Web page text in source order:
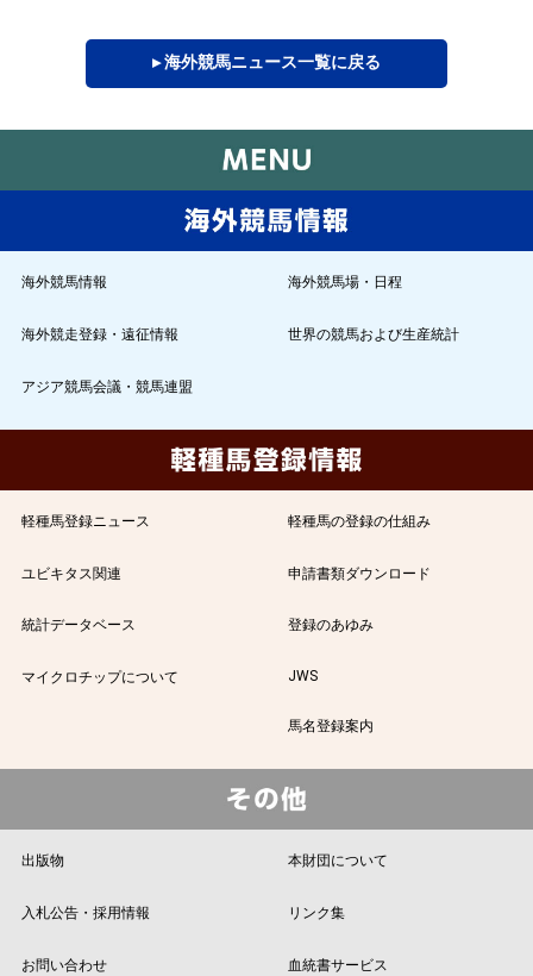
▸ 海外競馬ニュース一覧に戻る
海外競馬情報 海外競馬場・日程
海外競走登録・遠征情報 世界の競馬および生産統計
アジア競馬会議・競馬連盟
軽種馬登録ニュース 軽種馬の登録の仕組み
ユビキタス関連 申請書類ダウンロード
統計データベース 登録のあゆみ
マイクロチップについて JWS
馬名登録案内
出版物 本財団について
入札公告・採用情報 リンク集
お問い合わせ 血統書サービス